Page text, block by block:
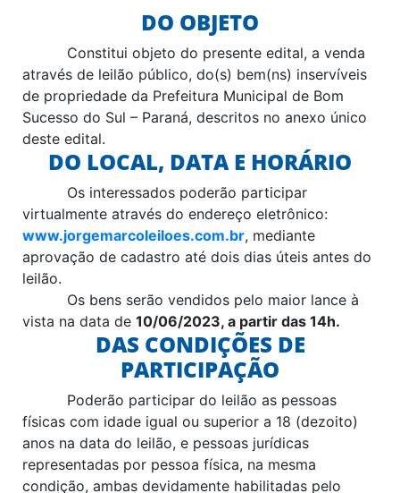
DO OBJETO
Constitui objeto do presente edital, a venda
através de leilão público, do(s) bem(ns) inservíveis
de propriedade da Prefeitura Municipal de Bom
Sucesso do Sul – Paraná, descritos no anexo único
deste edital.
DO LOCAL, DATA E HORÁRIO
Os interessados poderão participar
virtualmente através do endereço eletrônico:
www.jorgemarcoleiloes.com.br, mediante
aprovação de cadastro até dois dias úteis antes do
leilão.
Os bens serão vendidos pelo maior lance à
vista na data de 10/06/2023, a partir das 14h.
DAS CONDIÇÕES DE
PARTICIPAÇÃO
Poderão participar do leilão as pessoas
físicas com idade igual ou superior a 18 (dezoito)
anos na data do leilão, e pessoas jurídicas
representadas por pessoa física, na mesma
condição, ambas devidamente habilitadas pelo